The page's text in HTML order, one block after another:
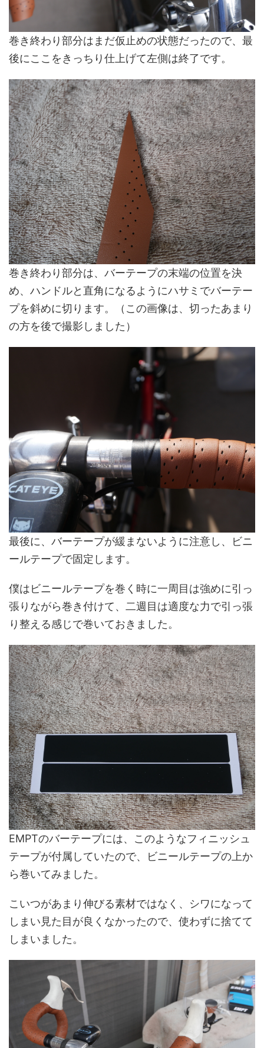
巻き終わり部分はまだ仮止めの状態だったので、最
後にここをきっちり仕上げて左側は終了です。
巻き終わり部分は、バーテープの末端の位置を決
め、ハンドルと直角になるようにハサミでバーテー
プを斜めに切ります。（この画像は、切ったあまり
の方を後で撮影しました）
最後に、バーテープが緩まないように注意し、ビニ
ールテープで固定します。
僕はビニールテープを巻く時に一周目は強めに引っ
張りながら巻き付けて、二週目は適度な力で引っ張
り整える感じで巻いておきました。
EMPTのバーテープには、このようなフィニッシュ
テープが付属していたので、ビニールテープの上か
ら巻いてみました。
こいつがあまり伸びる素材ではなく、シワになって
しまい見た目が良くなかったので、使わずに捨てて
しまいました。